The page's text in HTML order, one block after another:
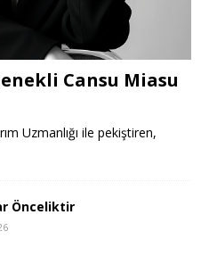
Cansu Miasu
Uzmanlığı ile pekiştiren,
Önceliktir